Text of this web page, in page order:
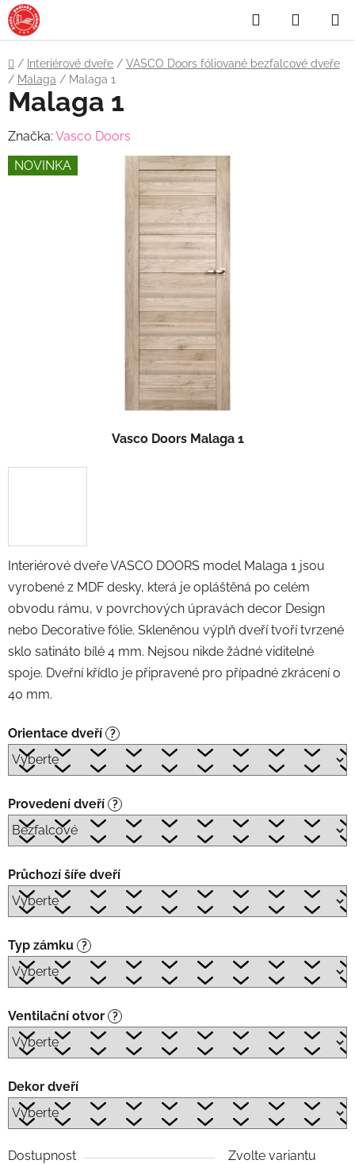
Přejít
na
obsah
Hledat
KOŠÍK
Domů
/ Interiérové dveře / VASCO Doors fóliované bezfalcové dveře
/ Malaga / Malaga 1
Interiérové dveře VASCO DOORS model Malaga 1 jsou
vyrobené z MDF desky, která je opláštěná po celém
obvodu rámu, v povrchových úpravách decor Design
nebo Decorative fólie. Skleněnou výplň dveří tvoří tvrzené
sklo satináto bílé 4 mm. Nejsou nikde žádné viditelné
spoje. Dveřní křídlo je připravené pro případné zkrácení o
40 mm.
Orientace dveří ?
Provedení dveří ?
Průchozí šíře dveří
Typ zámku ?
Ventilační otvor ?
Dekor dveří
Dostupnost
Zvolte variantu
Malaga 1
Značka: Vasco Doors
NOVINKA
Vasco Doors Malaga 1